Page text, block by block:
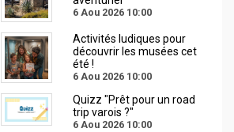
6 Aou 2026 10:00
Activités ludiques pour
découvrir les musées cet
été !
6 Aou 2026 10:00
Quizz "Prêt pour un road
trip varois ?"
6 Aou 2026 10:00